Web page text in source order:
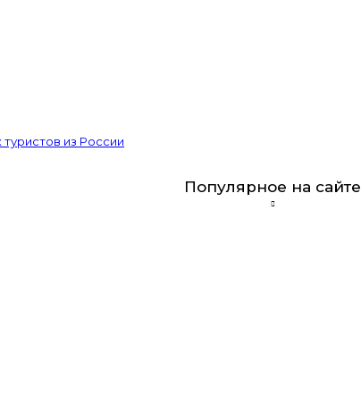
из России
Популярное на сайте